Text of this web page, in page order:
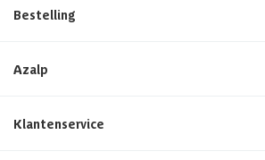
Bestelling
Azalp
Klantenservice